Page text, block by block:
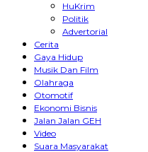
HuKrim
Politik
Advertorial
Cerita
Gaya Hidup
Musik Dan Film
Olahraga
Otomotif
Ekonomi Bisnis
Jalan Jalan GEH
Video
Suara Masyarakat